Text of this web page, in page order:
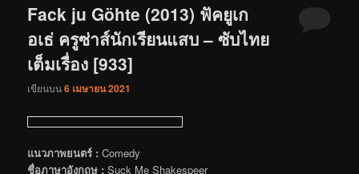
Fack ju Göhte (2013) ฟัคยูเก
อเธ่ ครูซ่าส์นักเรียนแสบ – ซับไทย
เต็มเรื่อง [933]
เขียนบน6 เมษายน 2021
แนวภาพยนตร์ : Comedy
ชื่อภาษาอังกฤษ : Suck Me Shakespeer